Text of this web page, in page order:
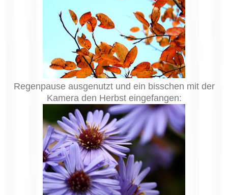
Regenpause ausgenutzt und ein bisschen mit der
Kamera den Herbst eingefangen: